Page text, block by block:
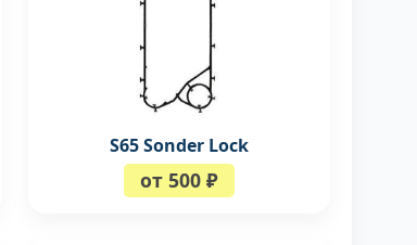
S65 Sonder Lock
от 500 ₽